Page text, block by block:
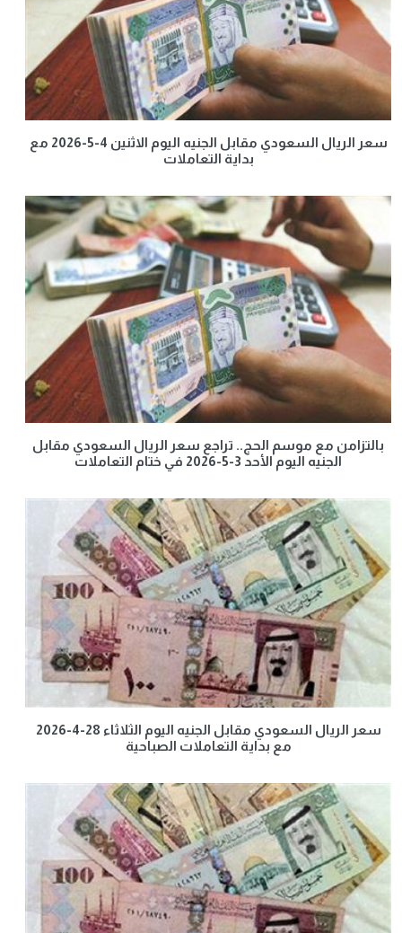
سعر الريال السعودي مقابل الجنيه اليوم الاثنين 4-5-2026 مع
بداية التعاملات
بالتزامن مع موسم الحج.. تراجع سعر الريال السعودي مقابل
الجنيه اليوم الأحد 3-5-2026 في ختام التعاملات
سعر الريال السعودي مقابل الجنيه اليوم الثلاثاء 28-4-2026
مع بداية التعاملات الصباحية